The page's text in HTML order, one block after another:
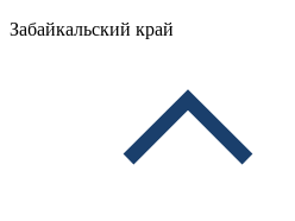
Забайкальский край